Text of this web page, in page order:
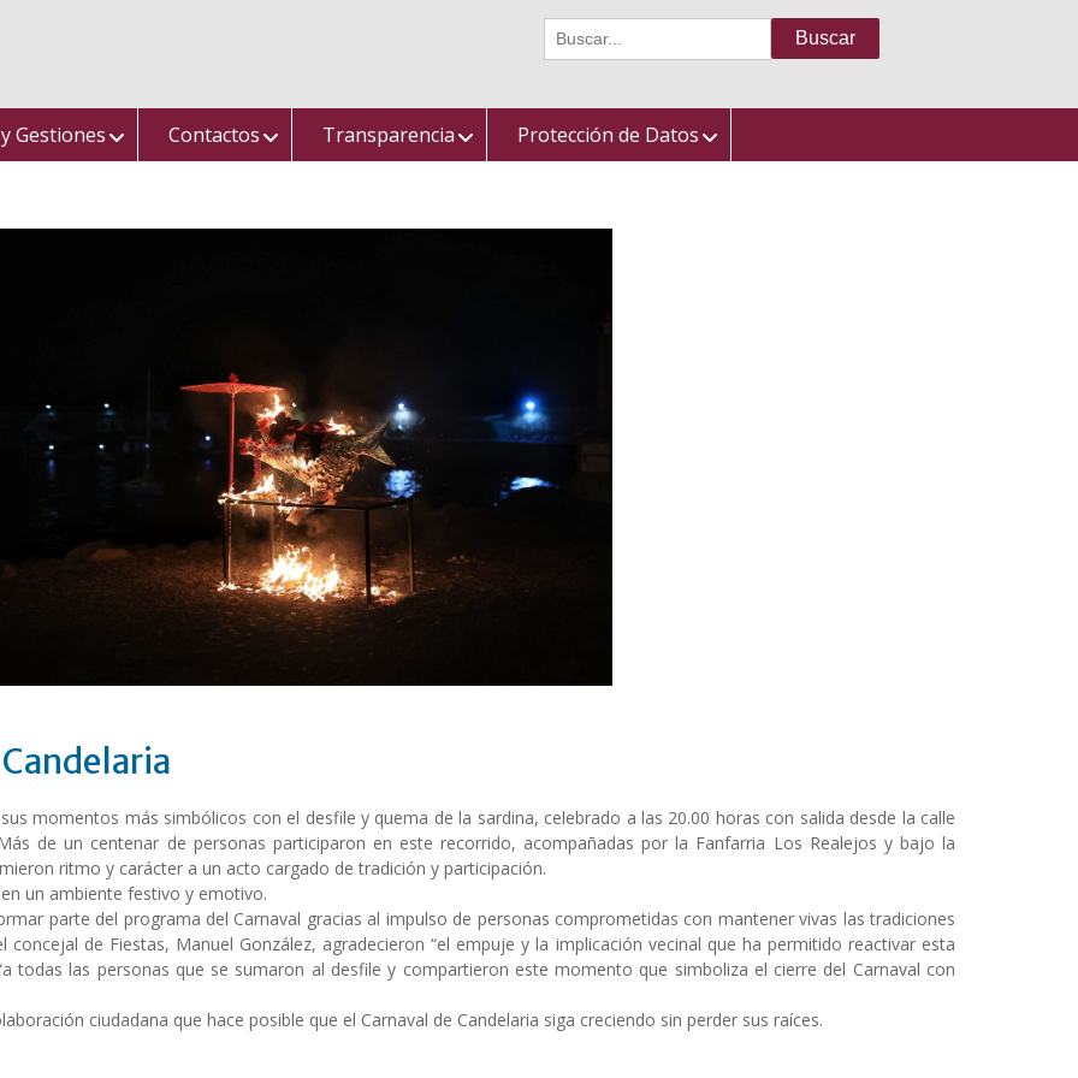
Buscar:
Gestiones Contactos Transparencia Protección de Datos
momentos más simbólicos con el desfile y quema de la sardina, celebrado a las 20.00 horas con salida desde la calle
de un centenar de personas participaron en este recorrido, acompañadas por la Fanfarria Los Realejos y bajo la
ritmo y carácter a un acto cargado de tradición y participación.
un ambiente festivo y emotivo.
parte del programa del Carnaval gracias al impulso de personas comprometidas con mantener vivas las tradiciones
de Fiestas, Manuel González, agradecieron “el empuje y la implicación vecinal que ha permitido reactivar esta
todas las personas que se sumaron al desfile y compartieron este momento que simboliza el cierre del Carnaval con
ciudadana que hace posible que el Carnaval de Candelaria siga creciendo sin perder sus raíces.